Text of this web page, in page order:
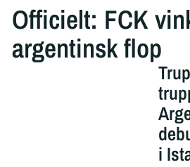
Officielt: FCK
argentinsk flop
i